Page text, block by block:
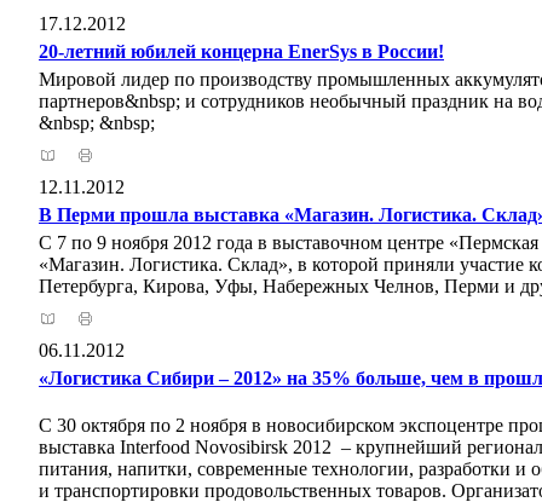
17.12.2012
20-летний юбилей концерна EnerSys в России!
Мировой лидер по производству промышленных
партнеров&nbsp; и сотрудников необычный праздник на
&nbsp; &nbsp;
12.11.2012
В Перми прошла выставка «Магазин. Логистика.
С 7 по 9 ноября 2012 года в выставочном центре
«Магазин. Логистика. Склад», в которой приняли участие
Петербурга, Кирова, Уфы, Набережных Челнов, Перми и
06.11.2012
«Логистика Сибири – 2012» на 35% больше, чем в
С 30 октября по 2 ноября в новосибирском экспоцентре
выставка Interfood Novosibirsk 2012 – крупнейший
питания, напитки, современные технологии, разработки и
и транспортировки продовольственных товаров.